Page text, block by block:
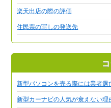
楽天出店の際の評価
住民票の写しの発送先
新型パソコンを売る際には業者選
新型カーナビの人気が衰えない理